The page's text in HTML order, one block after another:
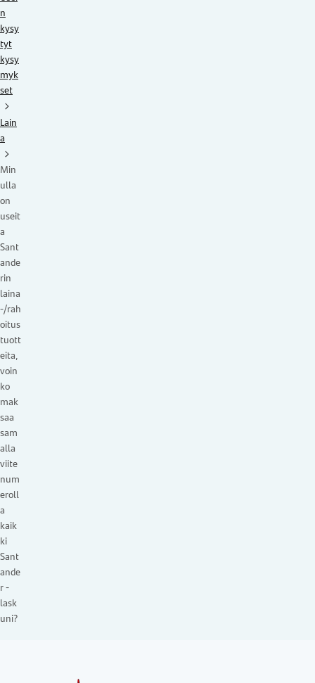
n
kysy
tyt
kysy
myk
set
Lain
a
Min
ulla
on
useit
a
Sant
ande
rin
laina
-/rah
oitus
tuott
eita,
voin
ko
mak
saa
sam
alla
viite
num
eroll
a
kaik
ki
Sant
ande
r -
lask
uni?